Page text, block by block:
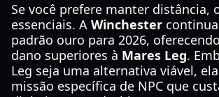
Se você prefere manter distância,
essenciais. A Winchester
padrão ouro para 2026,
dano superiores à Mares Leg.
Leg seja uma alternativa viável,
missão específica de NPC que